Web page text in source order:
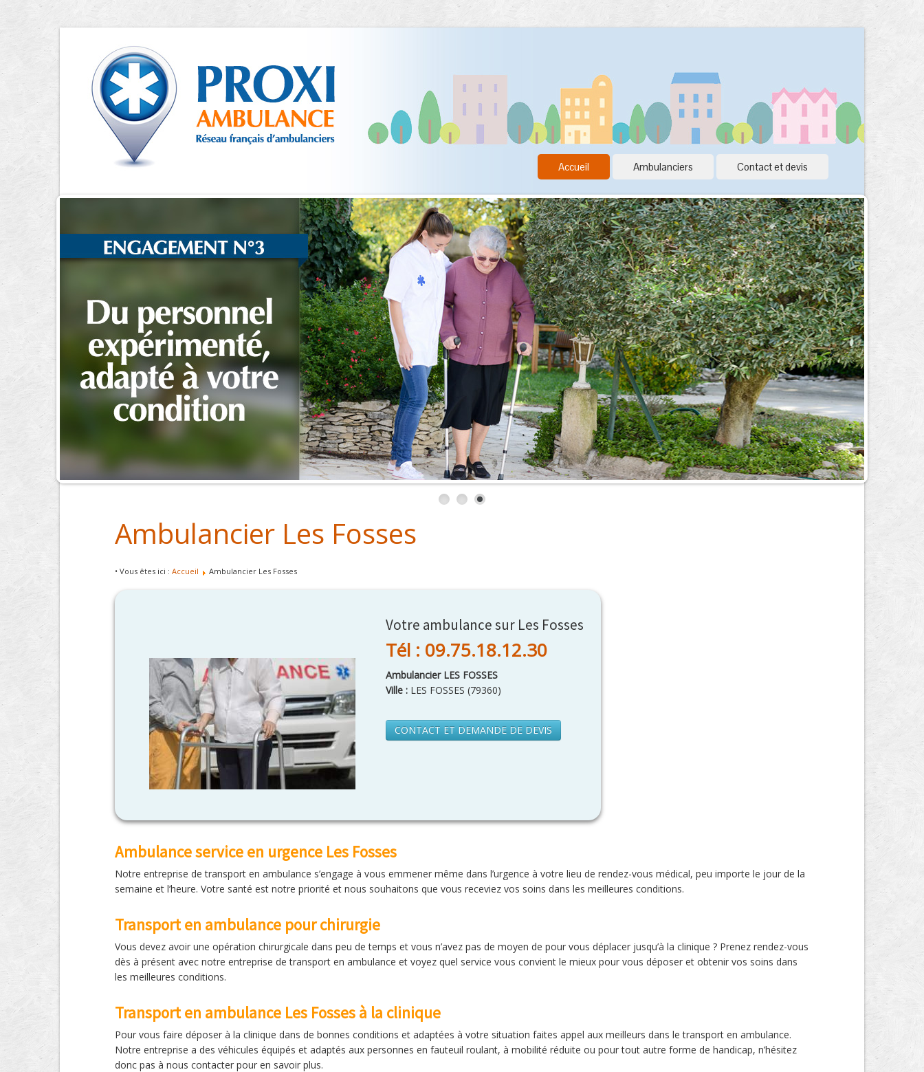
Accueil Ambulanciers Contact et devis
Ambulancier Les Fosses
• Vous êtes ici : Accueil Ambulancier Les Fosses
Votre ambulance sur Les Fosses
Tél : 09.75.18.12.30
Ambulancier LES FOSSES
Ville : LES FOSSES (79360)
CONTACT ET DEMANDE DE DEVIS
Ambulance service en urgence Les Fosses
Notre entreprise de transport en ambulance s’engage à vous emmener même dans l’urgence à votre lieu de rendez-vous médical, peu importe le jour de la
semaine et l’heure. Votre santé est notre priorité et nous souhaitons que vous receviez vos soins dans les meilleures conditions.
Transport en ambulance pour chirurgie
Vous devez avoir une opération chirurgicale dans peu de temps et vous n’avez pas de moyen de pour vous déplacer jusqu’à la clinique ? Prenez rendez-vous
dès à présent avec notre entreprise de transport en ambulance et voyez quel service vous convient le mieux pour vous déposer et obtenir vos soins dans
les meilleures conditions.
Transport en ambulance Les Fosses à la clinique
Pour vous faire déposer à la clinique dans de bonnes conditions et adaptées à votre situation faites appel aux meilleurs dans le transport en ambulance.
Notre entreprise a des véhicules équipés et adaptés aux personnes en fauteuil roulant, à mobilité réduite ou pour tout autre forme de handicap, n’hésitez
donc pas à nous contacter pour en savoir plus.